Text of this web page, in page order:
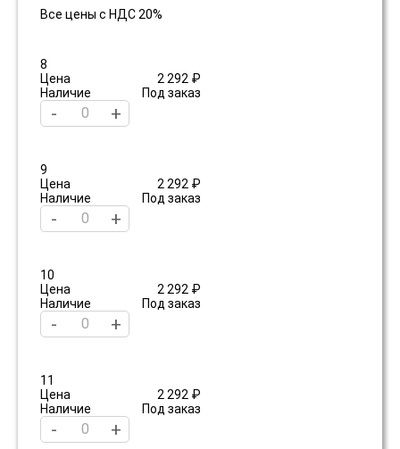
Все цены с НДС 20%
8
Цена
2 292 ₽
Наличие
Под заказ
- +
9
Цена
2 292 ₽
Наличие
Под заказ
- +
10
Цена
2 292 ₽
Наличие
Под заказ
- +
11
Цена
2 292 ₽
Наличие
Под заказ
- +